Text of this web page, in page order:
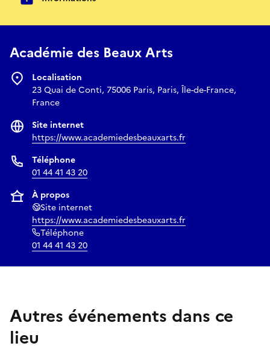
labellisée par le ministère de la Culture dans le cadre du
Bicentenaire de la Photographie, le festival poursuivra son
travail de valorisation du patrimoine photographique
français et parisien à travers une programmation
une attention particulière portée aux archives
photographiques.
Académie des Beaux Arts
Localisation
23 Quai de Conti, 75006 Paris, Paris, Île-de-France,
France
Site internet
https://www.academiedesbeauxarts.fr
Téléphone
01 44 41 43 20
À propos
Site internet
https://www.academiedesbeauxarts.fr
Téléphone
01 44 41 43 20
Autres événements dans ce
lieu